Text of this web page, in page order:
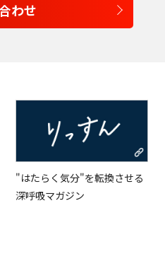
わせ
"はたらく気分"を転換させる
深呼吸マガジン